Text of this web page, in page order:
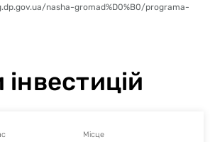
nasha-gromad%D0%B0/programa-
Місце